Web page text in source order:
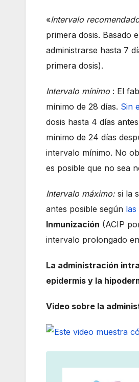
«Intervalo
primera dosis. Basado
administrarse hasta 7
primera dosis).
Intervalo mínimo : El
mínimo de 28 días. Sin
dosis hasta 4 días
mínimo de 24 días
intervalo mínimo. No
es posible que no sea
Intervalo máximo:si la
antes posible según
Inmunización (ACIP
intervalo prolongado
La administración
epidermis y la
Video sobre la